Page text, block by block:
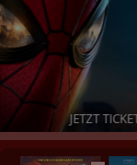
Seid Ihr bereit